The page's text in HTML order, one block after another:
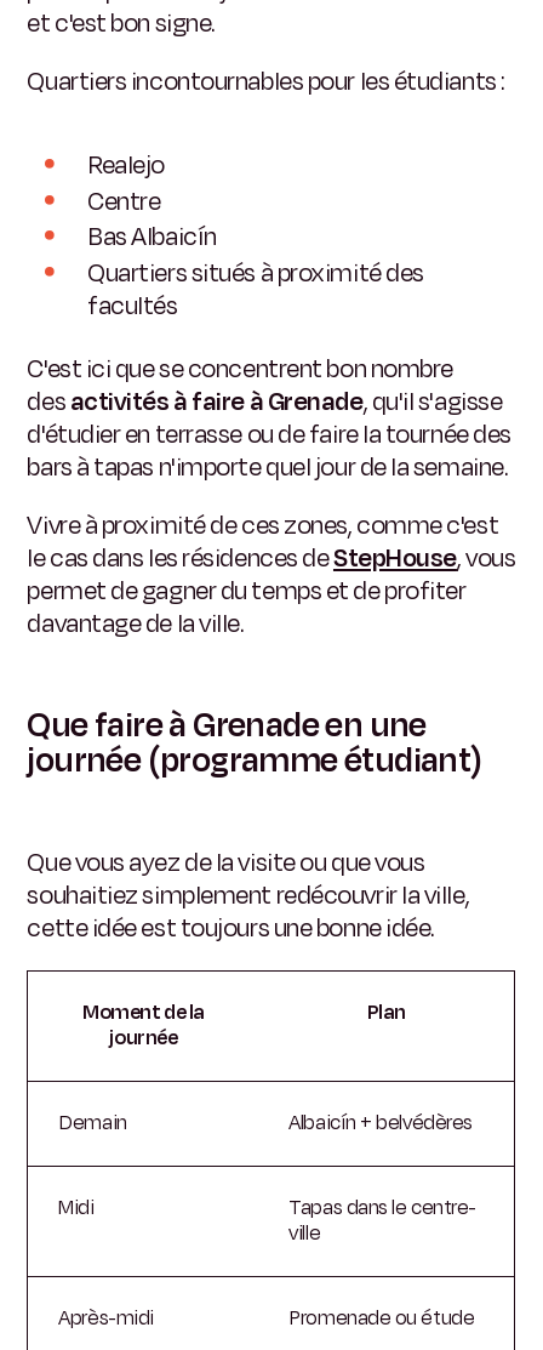
et c'est bon signe.
Quartiers incontournables pour les étudiants :
Realejo
Centre
Bas Albaicín
Quartiers situés à proximité des
facultés
C'est ici que se concentrent bon nombre
desactivités à faire à Grenade, qu'il s'agisse
d'étudier en terrasse ou de faire la tournée des
bars à tapas n'importe quel jour de la semaine.
Vivre à proximité de ces zones, comme c'est
le cas dans les résidences deStepHouse, vous
permet de gagner du temps et de profiter
davantage de la ville.
Que faire à Grenade en une
journée (programme étudiant)
Que vous ayez de la visite ou que vous
souhaitiez simplement redécouvrir la ville,
cette idée est toujours une bonne idée.
Moment de la
journée
Plan
Demain Albaicín + belvédères
Midi
Tapas dans le centre-
ville
Après-midi Promenade ou étude